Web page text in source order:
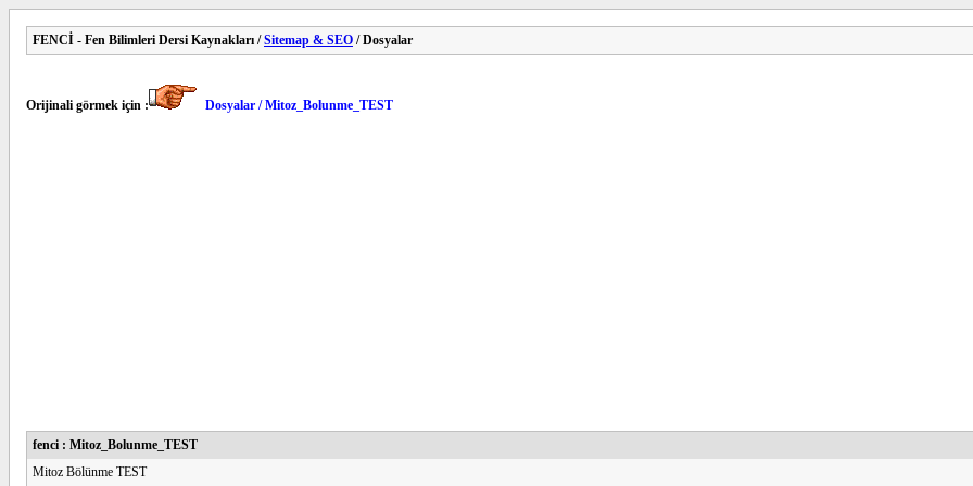
FENCİ - Fen Bilimleri Dersi Kaynakları /Sitemap & SEO / Dosyalar
Orijinali görmek için : Dosyalar / Mitoz_Bolunme_TEST
fenci : Mitoz_Bolunme_TEST
Mitoz Bölünme TEST